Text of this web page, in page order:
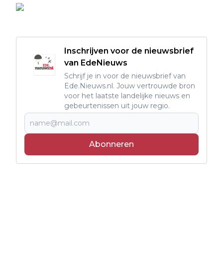
Inschrijven voor de nieuwsbrief
van EdeNieuws
Schrijf je in voor de nieuwsbrief van
Ede.Nieuws.nl. Jouw vertrouwde bron
voor het laatste landelijke nieuws en
gebeurtenissen uit jouw regio.
Abonneren